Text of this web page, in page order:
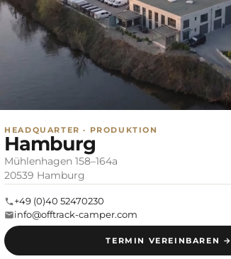
HEADQUARTER · PRODUKTION
Hamburg
Mühlenhagen 158–164a
20539 Hamburg
+49 (0)40 52470230
info@offtrack-camper.com
TERMIN VEREINBAREN →